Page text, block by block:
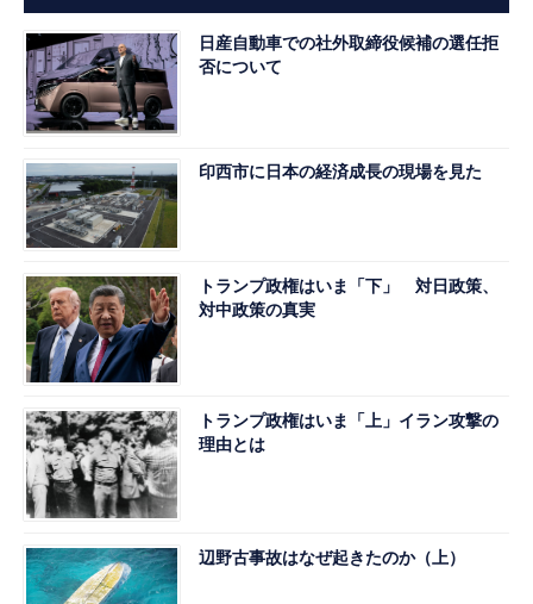
日産自動車での社外取締役候補の選任拒
否について
印西市に日本の経済成長の現場を見た
トランプ政権はいま「下」 対日政策、
対中政策の真実
トランプ政権はいま「上」イラン攻撃の
理由とは
辺野古事故はなぜ起きたのか（上）